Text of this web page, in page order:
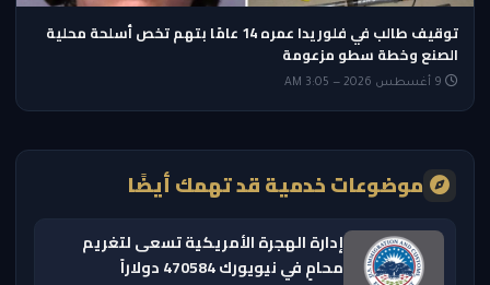
توقيف طالب في فلوريدا عمره 14 عامًا بتهم تخص أسلحة محلية
الصنع وخطة سطو مزعومة
موضوعات خدمية قد تهمك أيضًا
إدارة الهجرة الأمريكية تسعى لتغريم
محامٍ في نيويورك 470584 دولاراً